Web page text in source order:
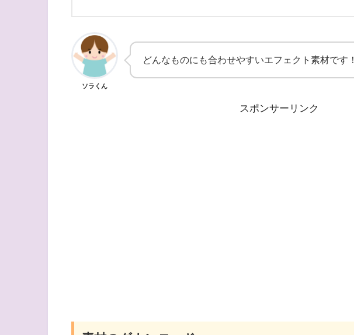
ソラくん
どんなものにも合わせやすいエフェクト素材です！
スポンサーリンク